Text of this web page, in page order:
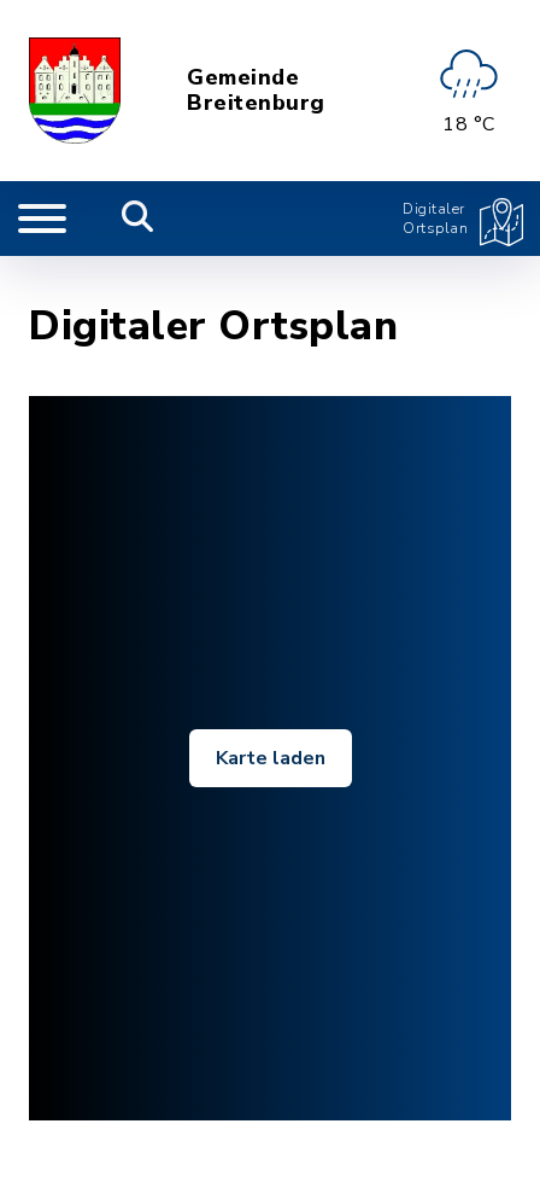
Gemeinde
Breitenburg
18 °C
Digitaler
Ortsplan
Digitaler Ortsplan
Karte laden